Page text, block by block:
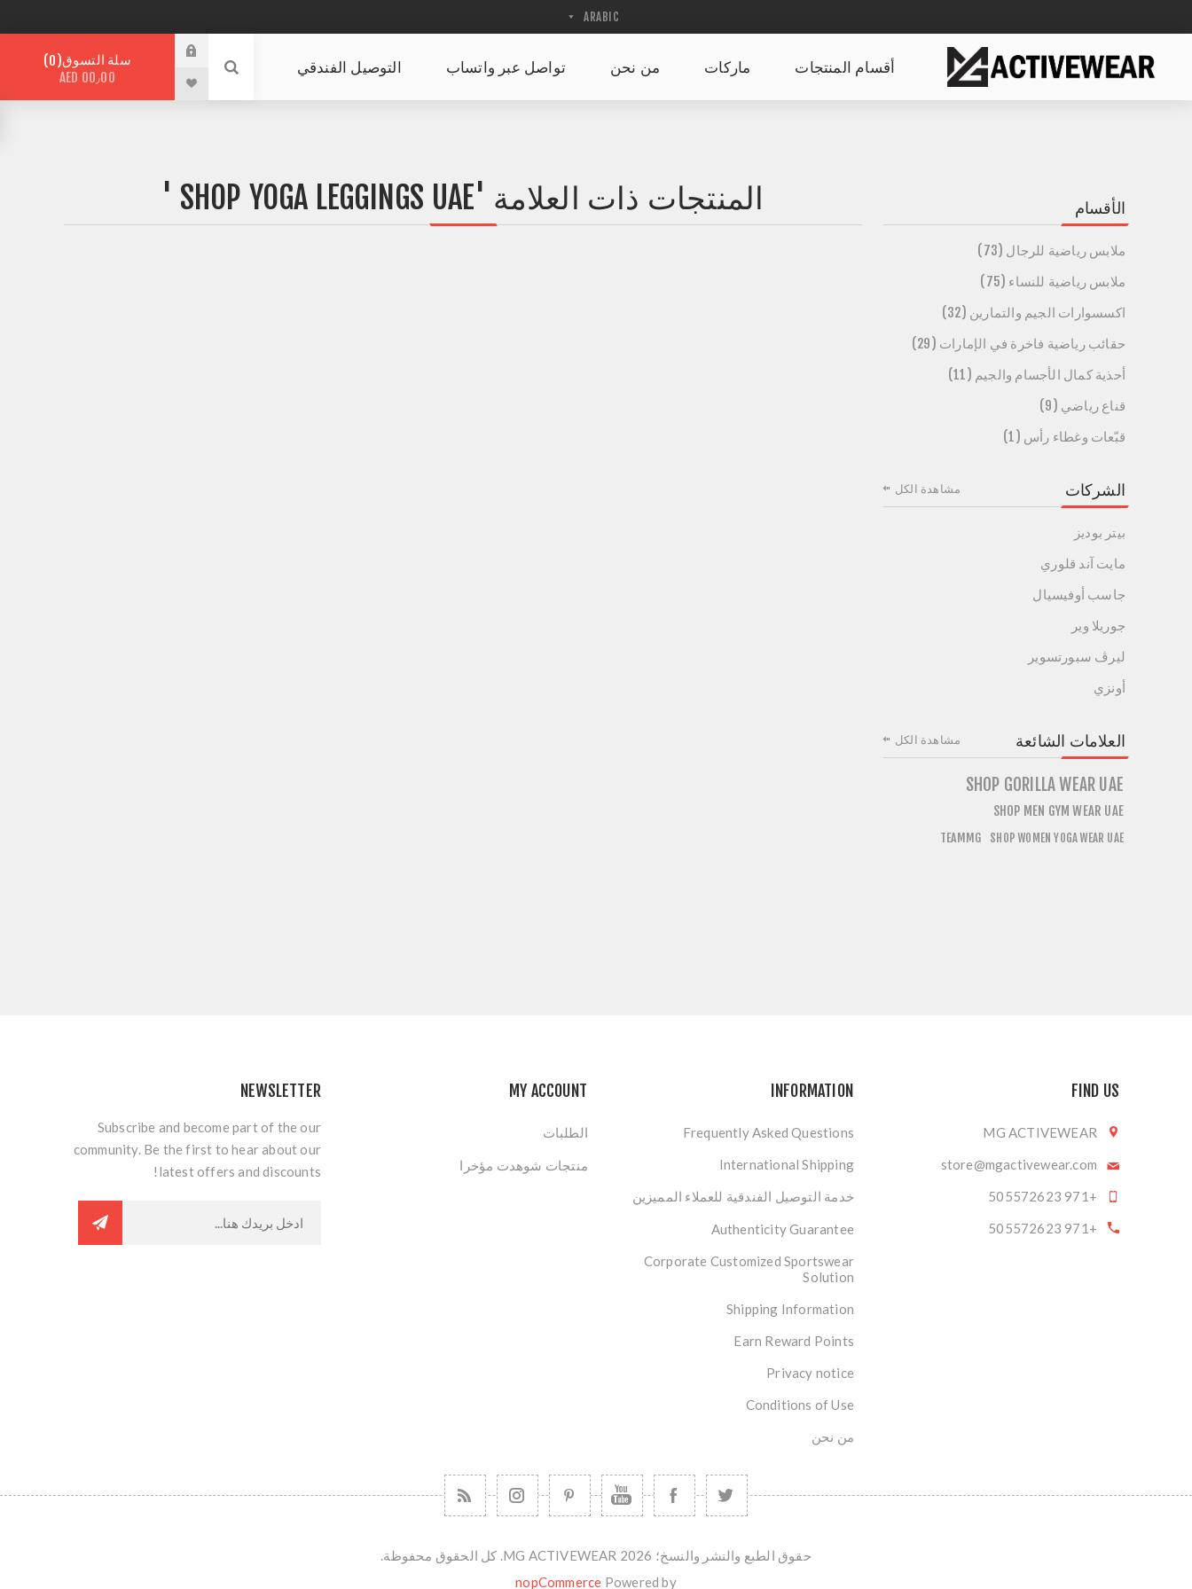
أقسام المنتجات ماركات من نحن تواصل عبر واتساب التوصيل الفندقي سلة التسوق 0
AED 00٫00
المنتجات ذات العلامة 'SHOP YOGA LEGGINGS UAE ' الأقسام
ملابس رياضية للرجال (73)
ملابس رياضية للنساء (75)
اكسسوارات الجيم والتمارين (32)
حقائب رياضية فاخرة في الإمارات (29)
أحذية كمال الأجسام والجيم (11)
قناع رياضي (9)
قبّعات وغطاء رأس (1)
الشركات
بيتر بوديز
مايت آند قلوري
جاسب أوفيسيال
جوريلا وير
ليرڤ سبورتسوير
أونزي
مشاهدة الكل
العلامات الشائعة
SHOP GORILLA WEAR UAE
SHOP MEN GYM WEAR UAE
SHOP WOMEN YOGA WEAR UAE
TEAMMG
مشاهدة الكل
FIND US
MG ACTIVEWEAR
store@mgactivewear.com
+971 505572623
+971 505572623
INFORMATION
Frequently Asked Questions
International Shipping
خدمة التوصيل الفندقية للعملاء المميزين
Authenticity Guarantee
Corporate Customized Sportswear
Solution
Shipping Information
Earn Reward Points
Privacy notice
Conditions of Use
من نحن
MY ACCOUNT
الطلبات
منتجات شوهدت مؤخرا
NEWSLETTER
Subscribe and become part of the our
community. Be the first to hear about our
latest offers and discounts!
حقوق الطبع والنشر والنسخ؛ 2026 MG ACTIVEWEAR. كل الحقوق محفوظة.
Powered by
nopCommerce